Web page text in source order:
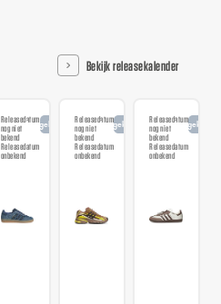
Bekijk releasekalender
Releasedatum
nog niet
bekend
Releasedatum
onbekend
AangekondigdReleasedatum
nog niet
bekend
Releasedatum
onbekend
AangekondigdReleasedatum
nog niet
bekend
Releasedatum
onbekend